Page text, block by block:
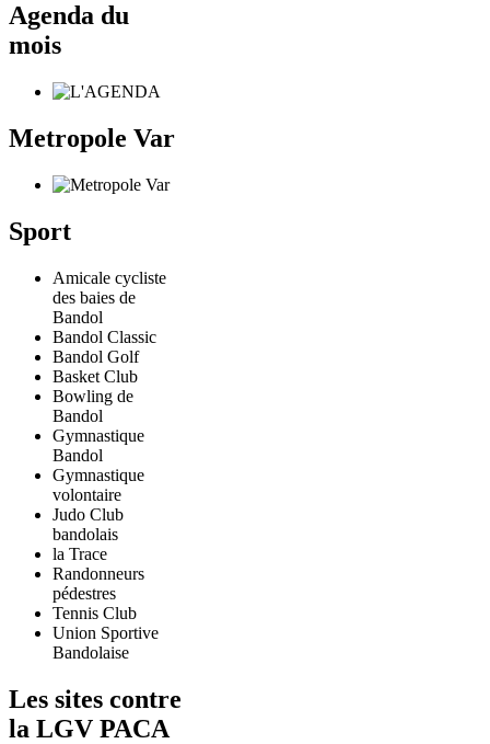
Agenda du
mois
Metropole Var
Sport
Amicale cycliste
des baies de
Bandol
Bandol Classic
Bandol Golf
Basket Club
Bowling de
Bandol
Gymnastique
Bandol
Gymnastique
volontaire
Judo Club
bandolais
la Trace
Randonneurs
pédestres
Tennis Club
Union Sportive
Bandolaise
Les sites contre
la LGV PACA